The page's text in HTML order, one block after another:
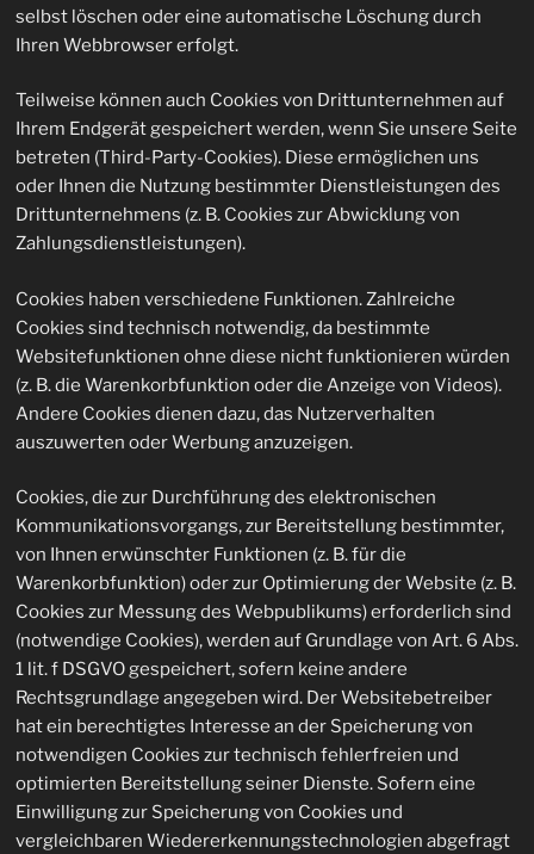
selbst löschen oder eine automatische Löschung durch
Ihren Webbrowser erfolgt.
Teilweise können auch Cookies von Drittunternehmen auf
Ihrem Endgerät gespeichert werden, wenn Sie unsere Seite
betreten (Third-Party-Cookies). Diese ermöglichen uns
oder Ihnen die Nutzung bestimmter Dienstleistungen des
Drittunternehmens (z. B. Cookies zur Abwicklung von
Zahlungsdienstleistungen).
Cookies haben verschiedene Funktionen. Zahlreiche
Cookies sind technisch notwendig, da bestimmte
Websitefunktionen ohne diese nicht funktionieren würden
(z. B. die Warenkorbfunktion oder die Anzeige von Videos).
Andere Cookies dienen dazu, das Nutzerverhalten
auszuwerten oder Werbung anzuzeigen.
Cookies, die zur Durchführung des elektronischen
Kommunikationsvorgangs, zur Bereitstellung bestimmter,
von Ihnen erwünschter Funktionen (z. B. für die
Warenkorbfunktion) oder zur Optimierung der Website (z. B.
Cookies zur Messung des Webpublikums) erforderlich sind
(notwendige Cookies), werden auf Grundlage von Art. 6 Abs.
1 lit. f DSGVO gespeichert, sofern keine andere
Rechtsgrundlage angegeben wird. Der Websitebetreiber
hat ein berechtigtes Interesse an der Speicherung von
notwendigen Cookies zur technisch fehlerfreien und
optimierten Bereitstellung seiner Dienste. Sofern eine
Einwilligung zur Speicherung von Cookies und
vergleichbaren Wiedererkennungstechnologien abgefragt